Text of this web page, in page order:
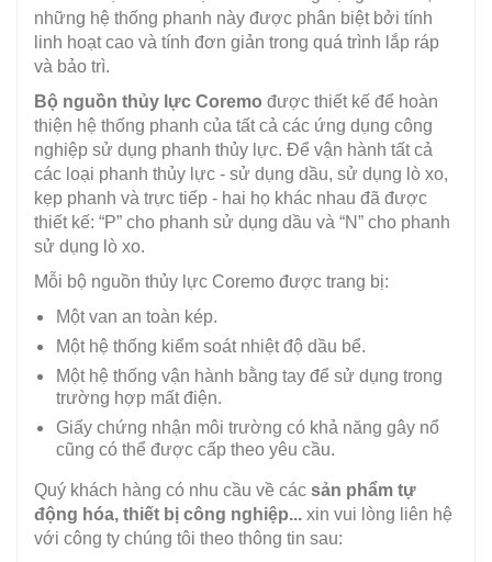
những hệ thống phanh này được phân biệt bởi tính
linh hoạt cao và tính đơn giản trong quá trình lắp ráp
và bảo trì.
Bộ nguồn thủy lực Coremo được thiết kế để hoàn
thiện hệ thống phanh của tất cả các ứng dụng công
nghiệp sử dụng phanh thủy lực. Để vận hành tất cả
các loại phanh thủy lực - sử dụng dầu, sử dụng lò xo,
kẹp phanh và trực tiếp - hai họ khác nhau đã được
thiết kế: “P” cho phanh sử dụng dầu và “N” cho phanh
sử dụng lò xo.
Mỗi bộ nguồn thủy lực Coremo được trang bị:
Một van an toàn kép.
Một hệ thống kiểm soát nhiệt độ dầu bể.
Một hệ thống vận hành bằng tay để sử dụng trong
trường hợp mất điện.
Giấy chứng nhận môi trường có khả năng gây nổ
cũng có thể được cấp theo yêu cầu.
Quý khách hàng có nhu cầu về các sản phẩm tự
động hóa, thiết bị công nghiệp... xin vui lòng liên hệ
với công ty chúng tôi theo thông tin sau: